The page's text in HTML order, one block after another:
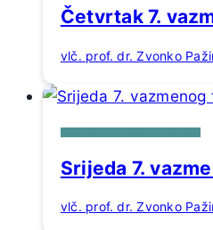
Četvrtak 7.
vlč. prof. dr. Zvonko
Srijeda 7.
vlč. prof. dr. Zvonko